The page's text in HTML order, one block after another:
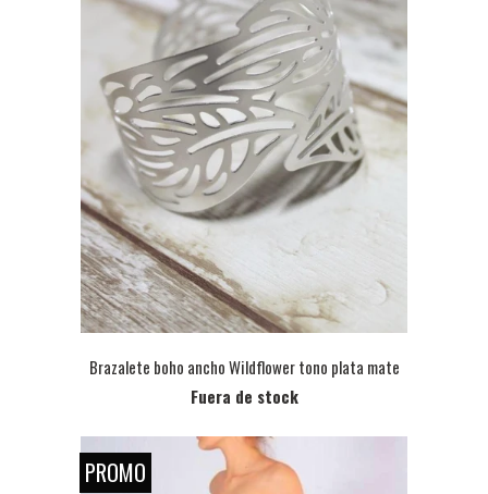
Brazalete boho ancho Wildflower tono plata mate
Fuera de stock
PROMO